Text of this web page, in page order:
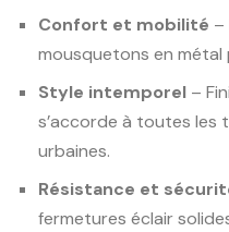
Confort et mobilité –
mousquetons en
Style intemporel –
s’accorde à toutes les
urbaines.
Résistance et
fermetures éclair